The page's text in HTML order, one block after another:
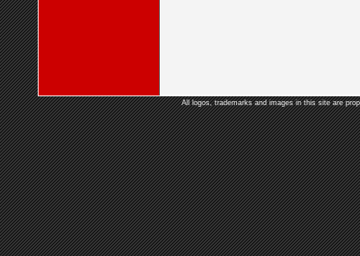
All logos, trademarks and images in this site are